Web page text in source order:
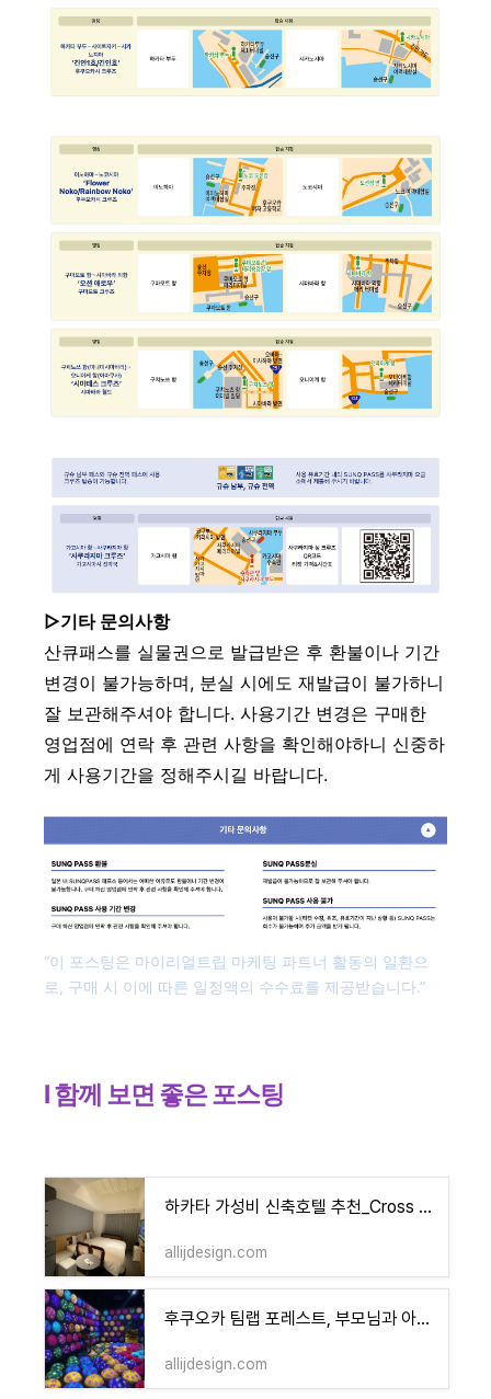
▷기타 문의사항
산큐패스를 실물권으로 발급받은 후 환불이나 기간
변경이 불가능하며, 분실 시에도 재발급이 불가하니
잘 보관해주셔야 합니다. 사용기간 변경은 구매한
영업점에 연락 후 관련 사항을 확인해야하니 신중하
게 사용기간을 정해주시길 바랍니다.
“이 포스팅은 마이리얼트립 마케팅 파트너 활동의 일환으
로, 구매 시 이에 따른 일정액의 수수료를 제공받습니다.”
l 함께 보면 좋은 포스팅
하카타 가성비 신축호텔 추천_Cross Life Hakata Yanagibashi
allijdesign.com
후쿠오카 팀랩 포레스트, 부모님과 아이와 함께한후기
allijdesign.com